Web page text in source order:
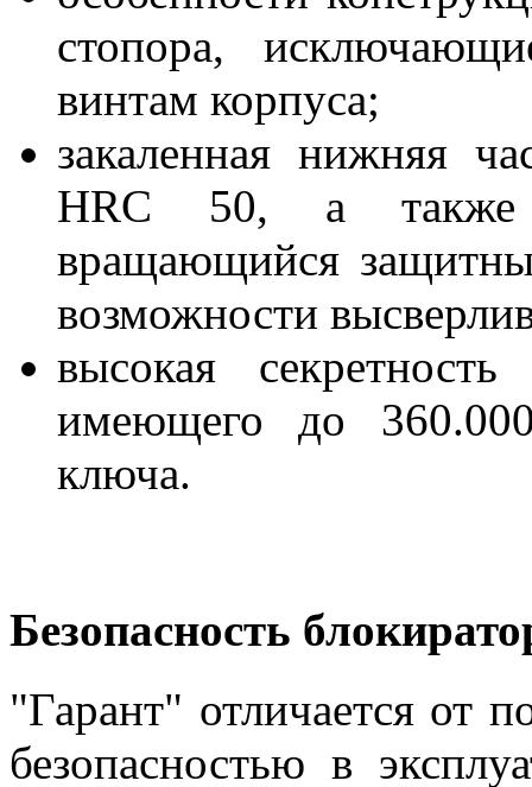
стопора,
винтам корпуса;
закаленная нижняя
HRC 50, а также
вращающийся
возможности
высокая
имеющего до
ключа.
Безопасность
"Гарант" отличается от
безопасностью в